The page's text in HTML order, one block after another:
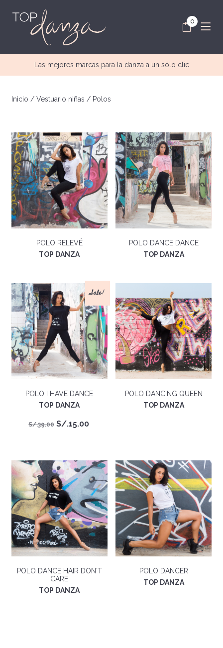
0
Las mejores marcas para la danza a un sólo clic
Inicio / Vestuario niñas / Polos
POLO RELEVÉ
TOP DANZA
POLO DANCE DANCE
TOP DANZA
Sale!
POLO I HAVE DANCE
TOP DANZA
S/.39.00 El
era:
S/.39.00.
S/.15.00El
es:
S/.15.00.
POLO DANCING QUEEN
TOP DANZA
POLO DANCE HAIR DON´T
CARE
TOP DANZA
POLO DANCER
TOP DANZA